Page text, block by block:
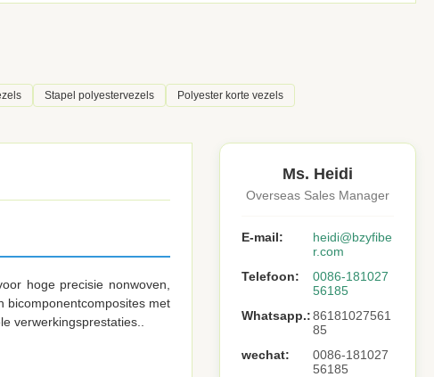
Stapel polyestervezels Polyester korte vezels
hoge precisie nonwoven,
bicomponentcomposites met
verwerkingsprestaties..
Ms. Heidi
Overseas Sales Manager
E-mail:
heidi@bzyfibe
r.com
Telefoon:
0086-181027
56185
Whatsapp.:86181027561
85
wechat:
0086-181027
56185